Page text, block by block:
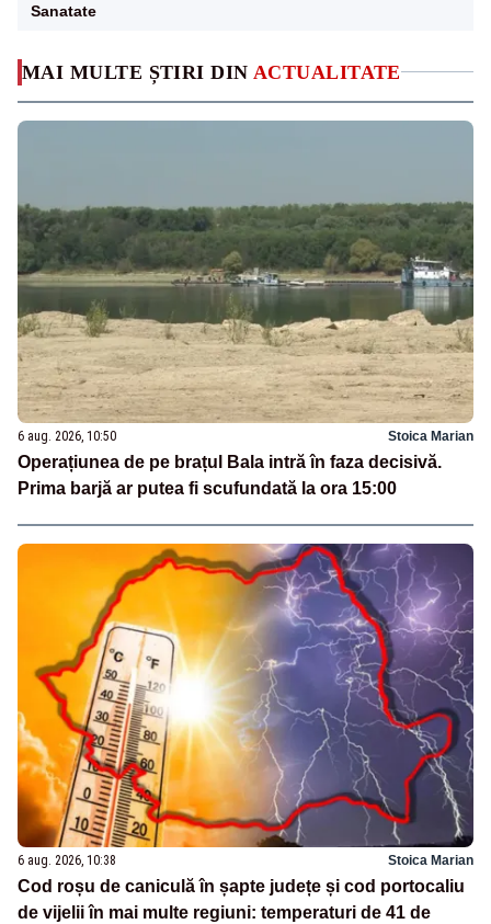
MAI MULTE ȘTIRI DIN ACTUALITATE
6 aug. 2026, 10:50 Stoica Marian
Operațiunea de pe brațul Bala intră în faza decisivă.
Prima barjă ar putea fi scufundată la ora 15:00
6 aug. 2026, 10:38 Stoica Marian
Cod roșu de caniculă în șapte județe și cod portocaliu
de vijelii în mai multe regiuni: temperaturi de 41 de
Sanatate